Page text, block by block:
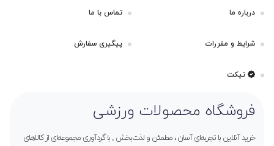
درباره ما تماس با ما
شرایط و مقررات پیگیری سفارش
تیکت
فروشگاه محصولات ورزشی
خرید آنلاین با تجربه‌ای آسان ، مطمئن و لذت‌بخش , با گردآوری مجموعه‌ای از کالاهای